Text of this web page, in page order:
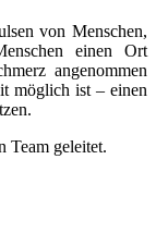
von Menschen,
einen Ort
angenommen
möglich ist – einen
Team geleitet.